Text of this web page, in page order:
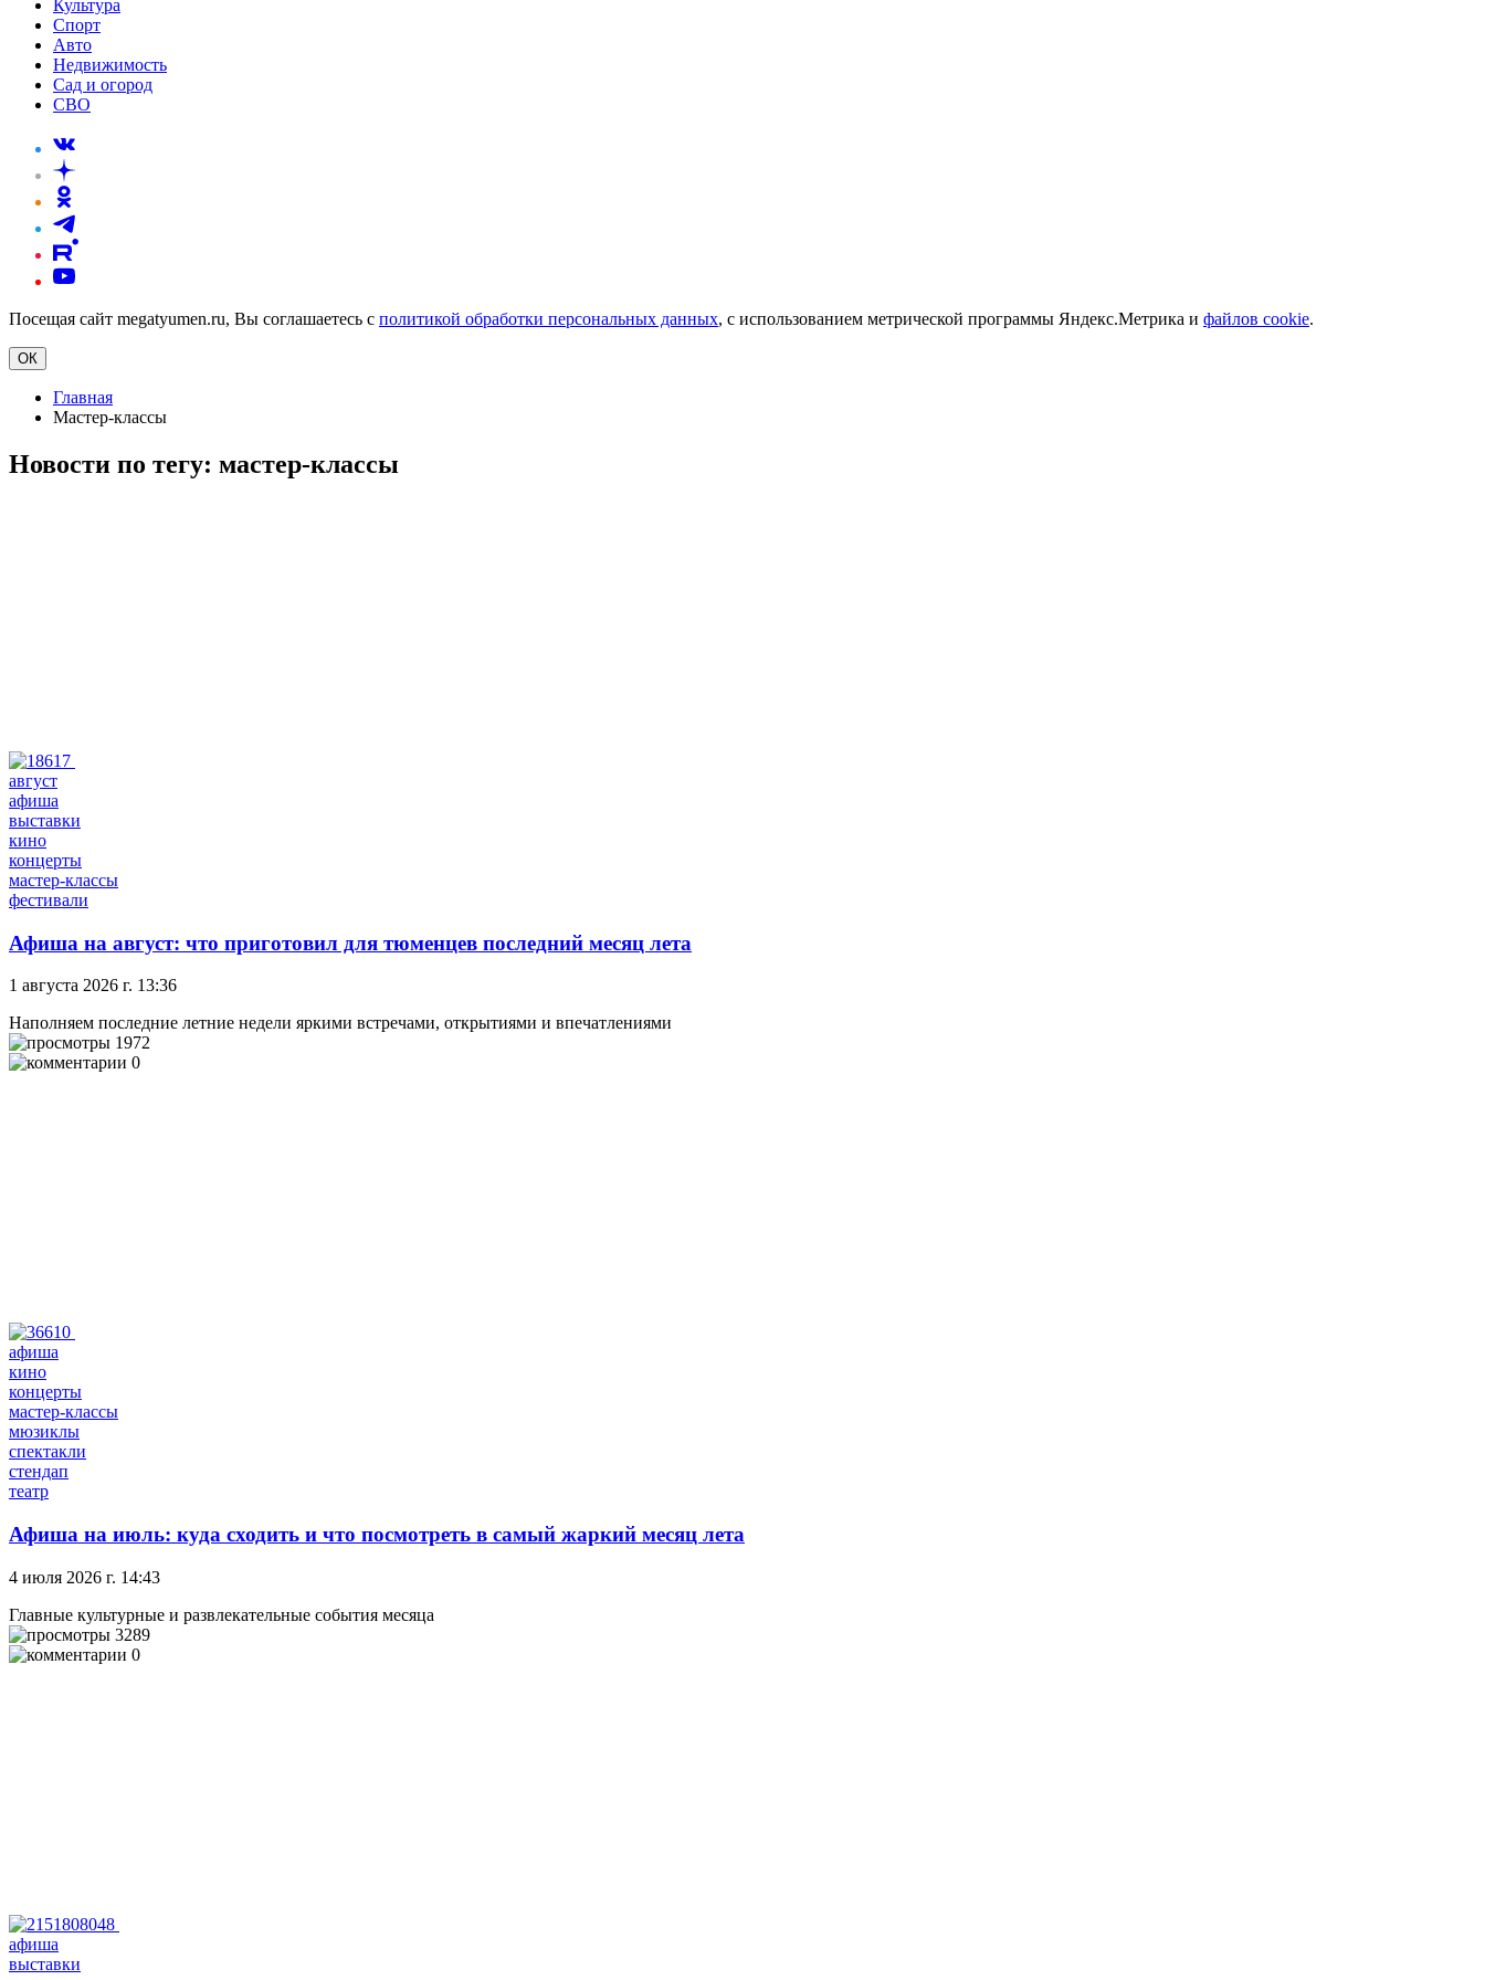
Культура
Спорт
Авто
Недвижимость
Сад и огород
СВО
Посещая сайт megatyumen.ru, Вы соглашаетесь с политикой обработки персональных данных, с использованием метрической программы Яндекс.Метрика и файлов cookie.
ОК
Главная
Мастер-классы
Новости по тегу: мастер-классы
август
афиша
выставки
кино
концерты
мастер-классы
фестивали
Афиша на август: что приготовил для тюменцев последний месяц лета
1 августа 2026 г. 13:36
Наполняем последние летние недели яркими встречами, открытиями и впечатлениями
1972
0
афиша
кино
концерты
мастер-классы
мюзиклы
спектакли
стендап
театр
Афиша на июль: куда сходить и что посмотреть в самый жаркий месяц лета
4 июля 2026 г. 14:43
Главные культурные и развлекательные события месяца
3289
0
афиша
выставки